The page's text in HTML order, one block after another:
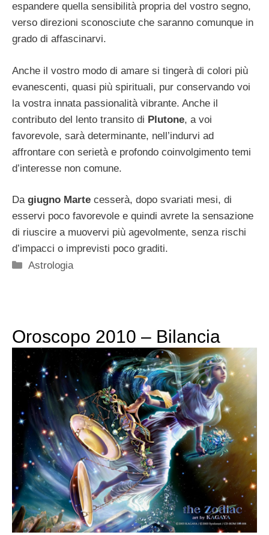
espandere quella sensibilità propria del vostro segno,
verso direzioni sconosciute che saranno comunque in
grado di affascinarvi.
Anche il vostro modo di amare si tingerà di colori più
evanescenti, quasi più spirituali, pur conservando voi
la vostra innata passionalità vibrante. Anche il
contributo del lento transito di Plutone, a voi
favorevole, sarà determinante, nell’indurvi ad
affrontare con serietà e profondo coinvolgimento temi
d’interesse non comune.
Da giugno Marte cesserà, dopo svariati mesi, di
esservi poco favorevole e quindi avrete la sensazione
di riuscire a muovervi più agevolmente, senza rischi
d’impacci o imprevisti poco graditi.
Categorie
Astrologia
Oroscopo 2010 – Bilancia